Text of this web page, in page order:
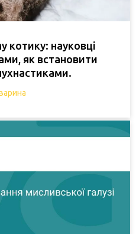
котику: науковці
як встановити